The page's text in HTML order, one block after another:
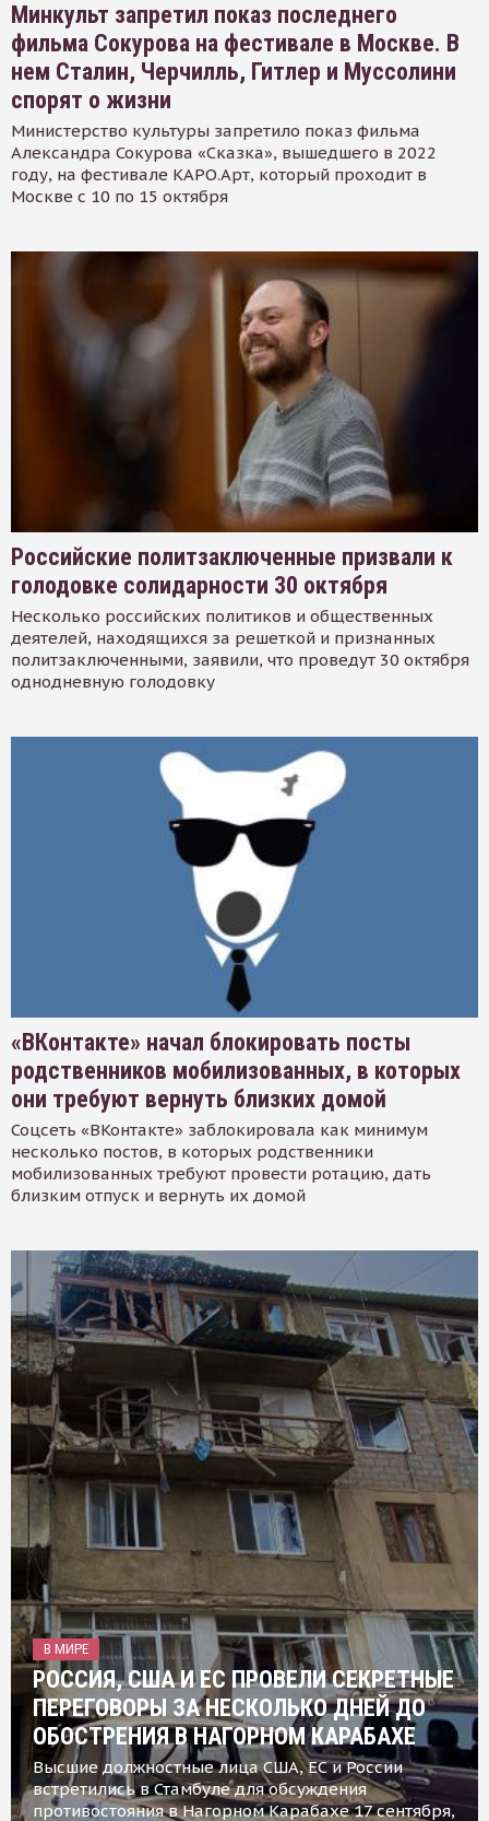
Минкульт запретил показ последнего
фильма Сокурова на фестивале в Москве. В
нем Сталин, Черчилль, Гитлер и Муссолини
спорят о жизни
Министерство культуры запретило показ фильма
Александра Сокурова «Сказка», вышедшего в 2022
году, на фестивале КАРО.Арт, который проходит в
Москве с 10 по 15 октября
Российские политзаключенные призвали к
голодовке солидарности 30 октября
Несколько российских политиков и общественных
деятелей, находящихся за решеткой и признанных
политзаключенными, заявили, что проведут 30 октября
однодневную голодовку
«ВКонтакте» начал блокировать посты
родственников мобилизованных, в которых
они требуют вернуть близких домой
Соцсеть «ВКонтакте» заблокировала как минимум
несколько постов, в которых родственники
мобилизованных требуют провести ротацию, дать
близким отпуск и вернуть их домой
В МИРЕ
РОССИЯ, США И ЕС ПРОВЕЛИ СЕКРЕТНЫЕ
ПЕРЕГОВОРЫ ЗА НЕСКОЛЬКО ДНЕЙ ДО
ОБОСТРЕНИЯ В НАГОРНОМ КАРАБАХЕ
Высшие должностные лица США, ЕС и России
встретились в Стамбуле для обсуждения
противостояния в Нагорном Карабахе 17 сентября,